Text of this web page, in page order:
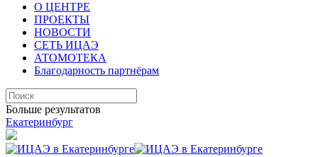
О ЦЕНТРЕ
ПРОЕКТЫ
НОВОСТИ
СЕТЬ ИЦАЭ
АТОМОТЕКА
Благодарность партнёрам
Больше результатов
Екатеринбург